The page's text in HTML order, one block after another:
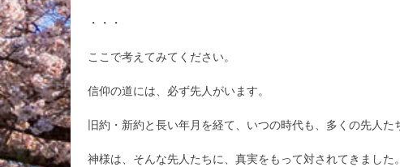
・・・
ここで考えてみてください。
信仰の道には、必ず先人がいます。
旧約・新約と長い年月を経て、いつの時代も、多くの先人た
神様は、そんな先人たちに、真実をもって対されてきました。